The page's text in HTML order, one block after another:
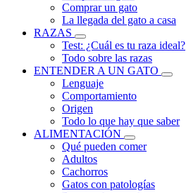
Comprar un gato
La llegada del gato a casa
RAZAS
Test: ¿Cuál es tu raza ideal?
Todo sobre las razas
ENTENDER A UN GATO
Lenguaje
Comportamiento
Origen
Todo lo que hay que saber
ALIMENTACIÓN
Qué pueden comer
Adultos
Cachorros
Gatos con patologías